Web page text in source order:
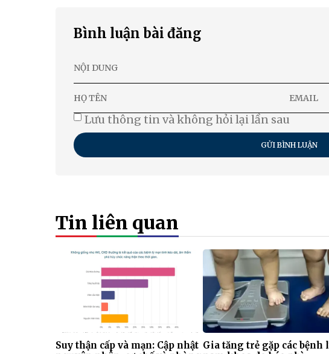
Bình luận bài đăng
Lưu thông tin và không hỏi lại lần sau
GỬI BÌNH LUẬN
Tin liên quan
Suy thận cấp và mạn: Cập nhật Gia tăng trẻ gặp các bệnh